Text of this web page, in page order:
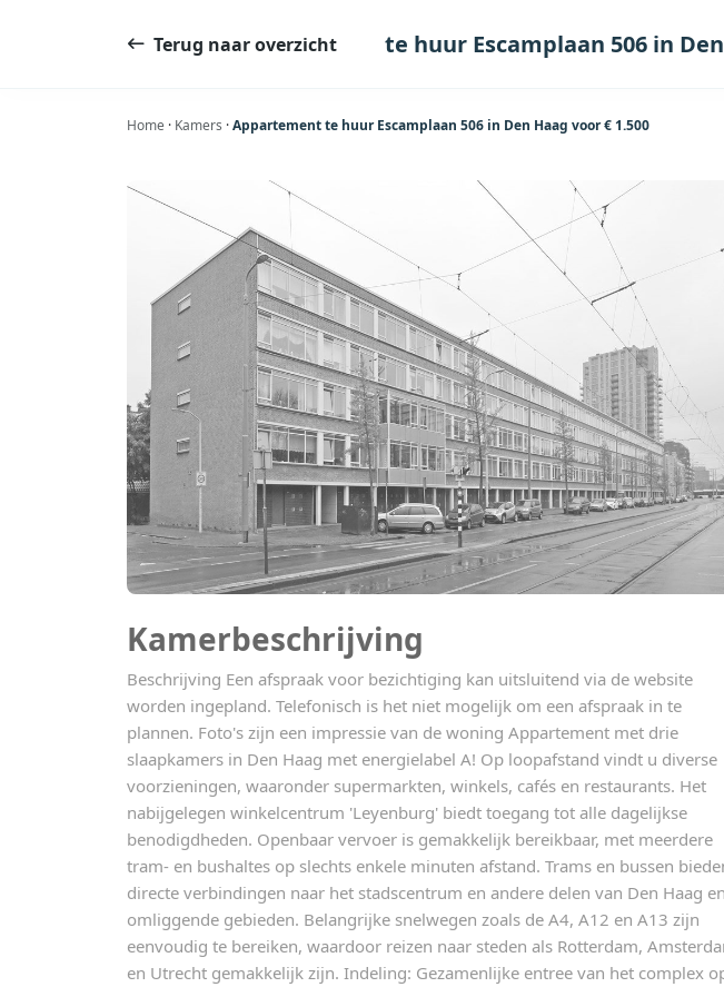
Terug naar overzicht te huur Escamplaan 506 in
Home · Kamers ·Appartement te huur Escamplaan 506 in Den Haag voor € 1.500
Kamerbeschrijving
Beschrijving Een afspraak voor bezichtiging kan uitsluitend via de website
worden ingepland. Telefonisch is het niet mogelijk om een afspraak in te
plannen. Foto's zijn een impressie van de woning Appartement met drie
slaapkamers in Den Haag met energielabel A! Op loopafstand vindt u diverse
voorzieningen, waaronder supermarkten, winkels, cafés en restaurants. Het
nabijgelegen winkelcentrum 'Leyenburg' biedt toegang tot alle dagelijkse
benodigdheden. Openbaar vervoer is gemakkelijk bereikbaar, met meerdere
tram- en bushaltes op slechts enkele minuten afstand. Trams en bussen
directe verbindingen naar het stadscentrum en andere delen van Den Haag en
omliggende gebieden. Belangrijke snelwegen zoals de A4, A12 en A13 zijn
eenvoudig te bereiken, waardoor reizen naar steden als Rotterdam,
en Utrecht gemakkelijk zijn. Indeling: Gezamenlijke entree van het complex